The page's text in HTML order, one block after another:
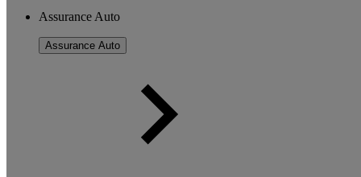
Assurance Auto
Assurance Auto